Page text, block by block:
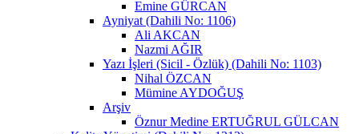
Emine GÜRCAN
Ayniyat (Dahili No: 1106)
Ali AKCAN
Nazmi AĞIR
Yazı İşleri (Sicil - Özlük) (Dahili No: 1103)
Nihal ÖZCAN
Mümine AYDOĞUŞ
Arşiv
Öznur Medine ERTUĞRUL GÜLCAN